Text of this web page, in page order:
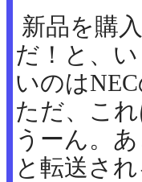
新品を購
だ！と、
いのは
ただ、こ
うーん。
と転送さ